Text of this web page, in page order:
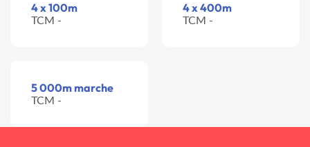
4 x 100m
TCM -
4 x 400m
TCM -
5 000m marche
TCM -